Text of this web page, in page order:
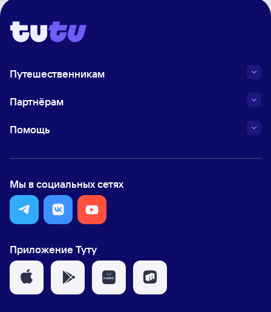
Путешественникам
Партнёрам
Помощь
Мы в социальных сетях
Приложение Туту